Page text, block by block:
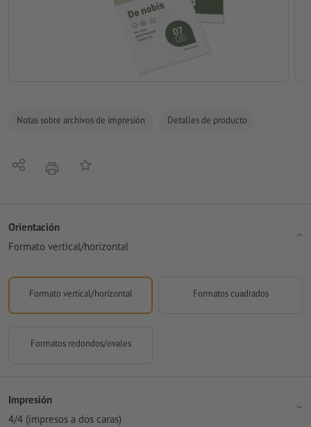
Notas sobre archivos de impresión Detalles de producto
CompartirimprimirAñadir a lista de favoritos
Orientación
Formato vertical/horizontal
Formato vertical/horizontal Formatos cuadrados
Formatos redondos/ovales
Impresión
4/4 (impresos a dos caras)